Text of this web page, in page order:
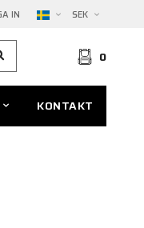
IN SEK
0
KONTAKT